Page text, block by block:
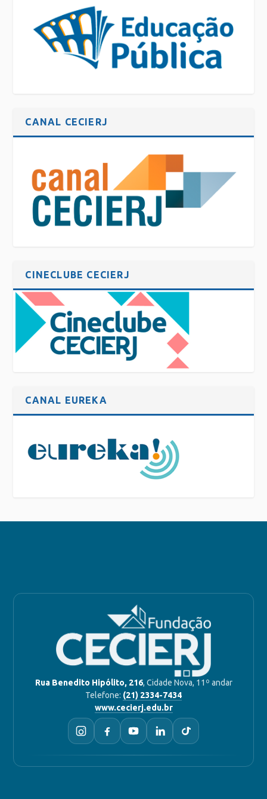
CANAL CECIERJ
CINECLUBE CECIERJ
CANAL EUREKA
Rua Benedito Hipólito, 216, Cidade Nova, 11º andar
Telefone: (21) 2334-7434
www.cecierj.edu.br